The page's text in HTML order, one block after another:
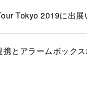
Tokyo 2019に出展
とアラームボック